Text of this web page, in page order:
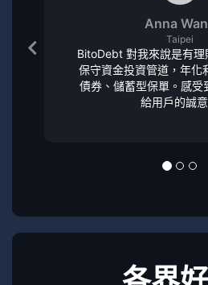
Anna
Taipei
BitoDebt 對我來說是有理
保守資金投資管道，年化
債券、儲蓄型保單。感受
給用戶的誠意